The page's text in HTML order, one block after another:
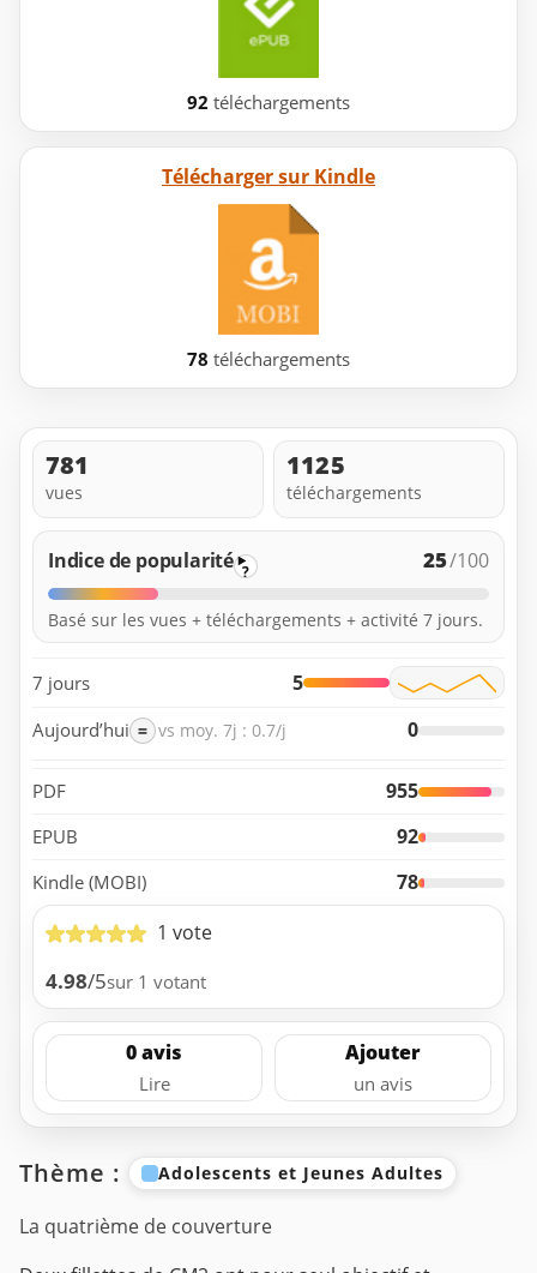
92 téléchargements
Télécharger sur Kindle
78 téléchargements
781
vues
1125
téléchargements
Indice de popularité ? 25/100
Basé sur les vues + téléchargements + activité 7 jours.
7 jours 5
Aujourd’hui = vs moy. 7j : 0.7/j 0
PDF 955
EPUB 92
Kindle (MOBI)
78
1 vote
4.98/5sur 1 votant
0 avis
Lire
Ajouter
un avis
Thème : Adolescents et Jeunes Adultes
La quatrième de couverture